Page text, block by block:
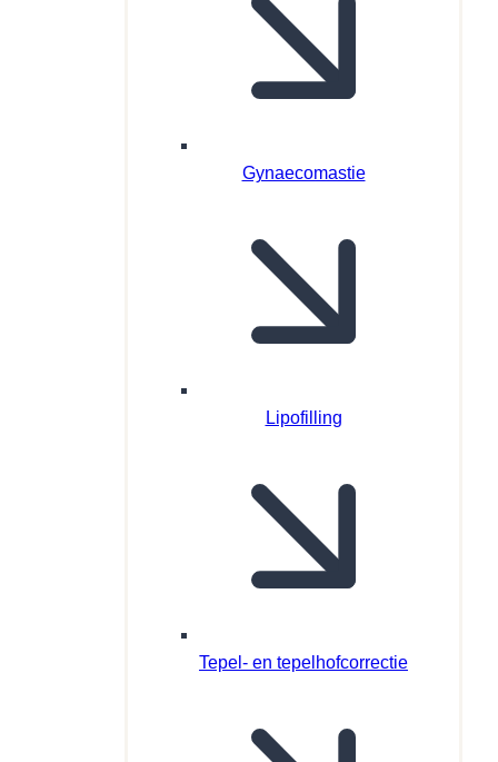
Gynaecomastie
Lipofilling
Tepel- en tepelhofcorrectie